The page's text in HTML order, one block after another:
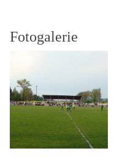
Fotogalerie